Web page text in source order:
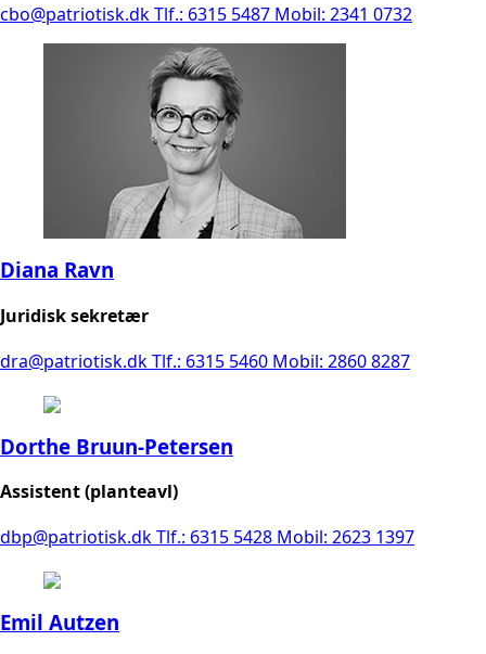
cbo@patriotisk.dkTlf.: 6315 5487 Mobil: 2341 0732
Diana Ravn
Juridisk sekretær
dra@patriotisk.dkTlf.: 6315 5460 Mobil: 2860 8287
Dorthe Bruun-Petersen
Assistent (planteavl)
dbp@patriotisk.dkTlf.: 6315 5428 Mobil: 2623 1397
Emil Autzen